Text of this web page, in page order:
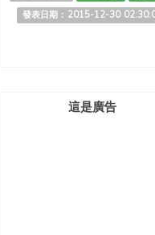
發表日期：2015-12-30
這是廣告